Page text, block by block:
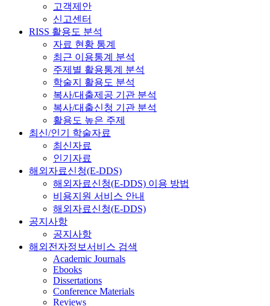
고객제안
신고센터
RISS 활용도 분석
자료 현황 통계
최근 이용통계 분석
주제별 활용통계 분석
학술지 활용도 분석
복사/대출제공 기관 분석
복사/대출신청 기관 분석
활용도 높은 주제
최신/인기 학술자료
최신자료
인기자료
해외자료신청(E-DDS)
해외자료신청(E-DDS) 이용 방법
비용지원 서비스 안내
해외자료신청(E-DDS)
공지사항
공지사항
해외전자정보서비스 검색
Academic Journals
Ebooks
Dissertations
Conference Materials
Reviews